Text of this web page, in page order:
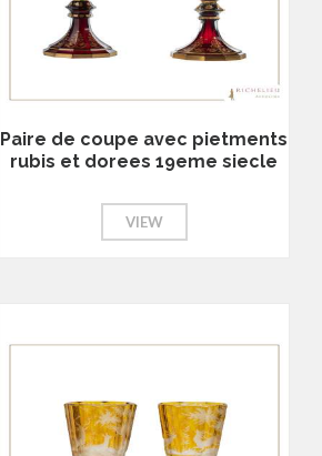
Paire de coupe avec pietments
rubis et dorees 19eme siecle
VIEW